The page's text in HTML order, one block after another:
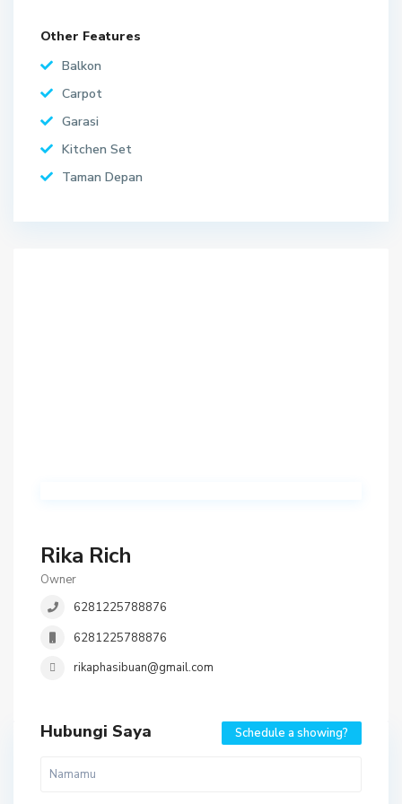
Other Features
Balkon
Carpot
Garasi
Kitchen Set
Taman Depan
Rika Rich
Owner
6281225788876
6281225788876
rikaphasibuan@gmail.com
Hubungi Saya Schedule a showing?